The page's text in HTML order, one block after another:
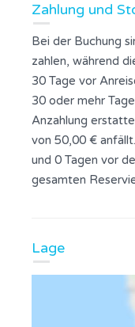
Zahlung und
Bei der Buchung
zahlen, während
30 Tage vor
30 oder mehr
Anzahlung
von 50,00 €
und 0 Tagen vor
gesamten
Lage